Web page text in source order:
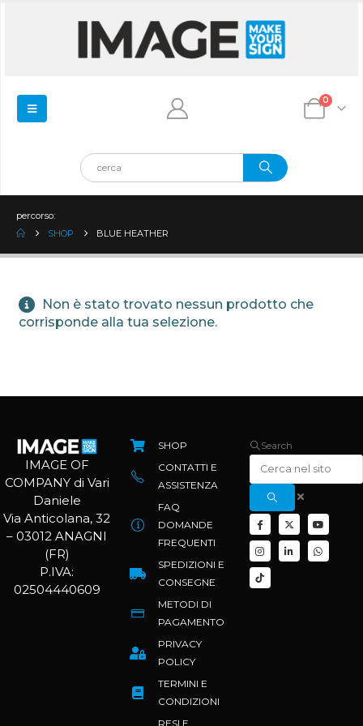
0
percorso:
SHOP
BLUE HEATHER
Non è stato trovato nessun prodotto che
corrisponde alla tua selezione.
IMAGE OF
COMPANY di Vari
Daniele
Via Anticolana, 32
– 03012 ANAGNI
(FR)
P.IVA:
02504440609
SHOP
CONTATTI E
ASSISTENZA
FAQ
DOMANDE
FREQUENTI
SPEDIZIONI E
CONSEGNE
METODI DI
PAGAMENTO
PRIVACY
POLICY
TERMINI E
CONDIZIONI
RESI E
Search